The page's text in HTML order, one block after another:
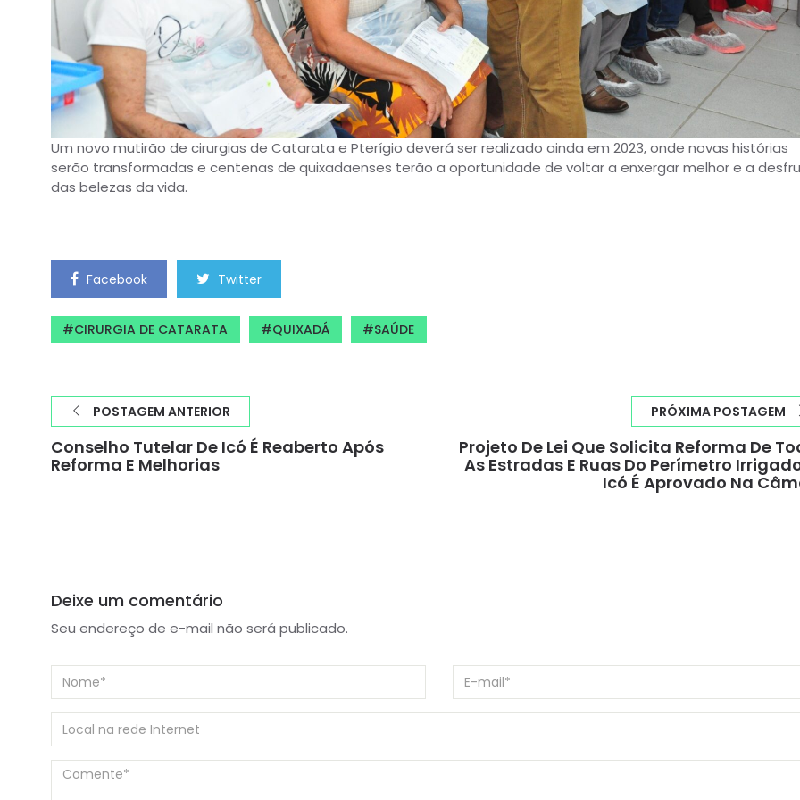
Um novo mutirão de cirurgias de Catarata e Pterígio deverá ser realizado ainda em 2023, onde novas histórias
serão transformadas e centenas de quixadaenses terão a oportunidade de voltar a enxergar melhor e a
das belezas da vida.
Facebook Twitter
CIRURGIA DE CATARATA QUIXADÁ SAÚDE
POSTAGEM ANTERIOR
Conselho Tutelar De Icó É Reaberto Após
Reforma E Melhorias
PRÓXIMA POSTAGEM
Projeto De Lei Que Solicita Reforma De
As Estradas E Ruas Do Perímetro
Icó É Aprovado Na
Deixe um comentário
Seu endereço de e-mail não será publicado.